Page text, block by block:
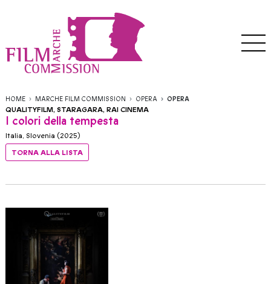
HOME MARCHE FILM COMMISSION OPERA OPERA
QUALITYFILM, STARAGARA, RAI CINEMA
I colori della tempesta
Italia, Slovenia (2025)
TORNA ALLA LISTA